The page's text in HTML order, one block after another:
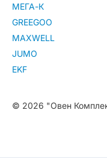
МЕГА-К
GREEGOO
MAXWELL
JUMO
EKF
© 2026 "Овен